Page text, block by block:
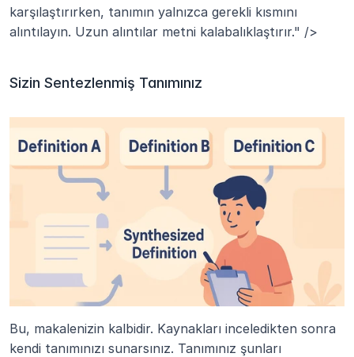
karşılaştırırken, tanımın yalnızca gerekli kısmını
alıntılayın. Uzun alıntılar metni kalabalıklaştırır." />
Sizin Sentezlenmiş Tanımınız
Bu, makalenizin kalbidir. Kaynakları inceledikten sonra
kendi tanımınızı sunarsınız. Tanımınız şunları